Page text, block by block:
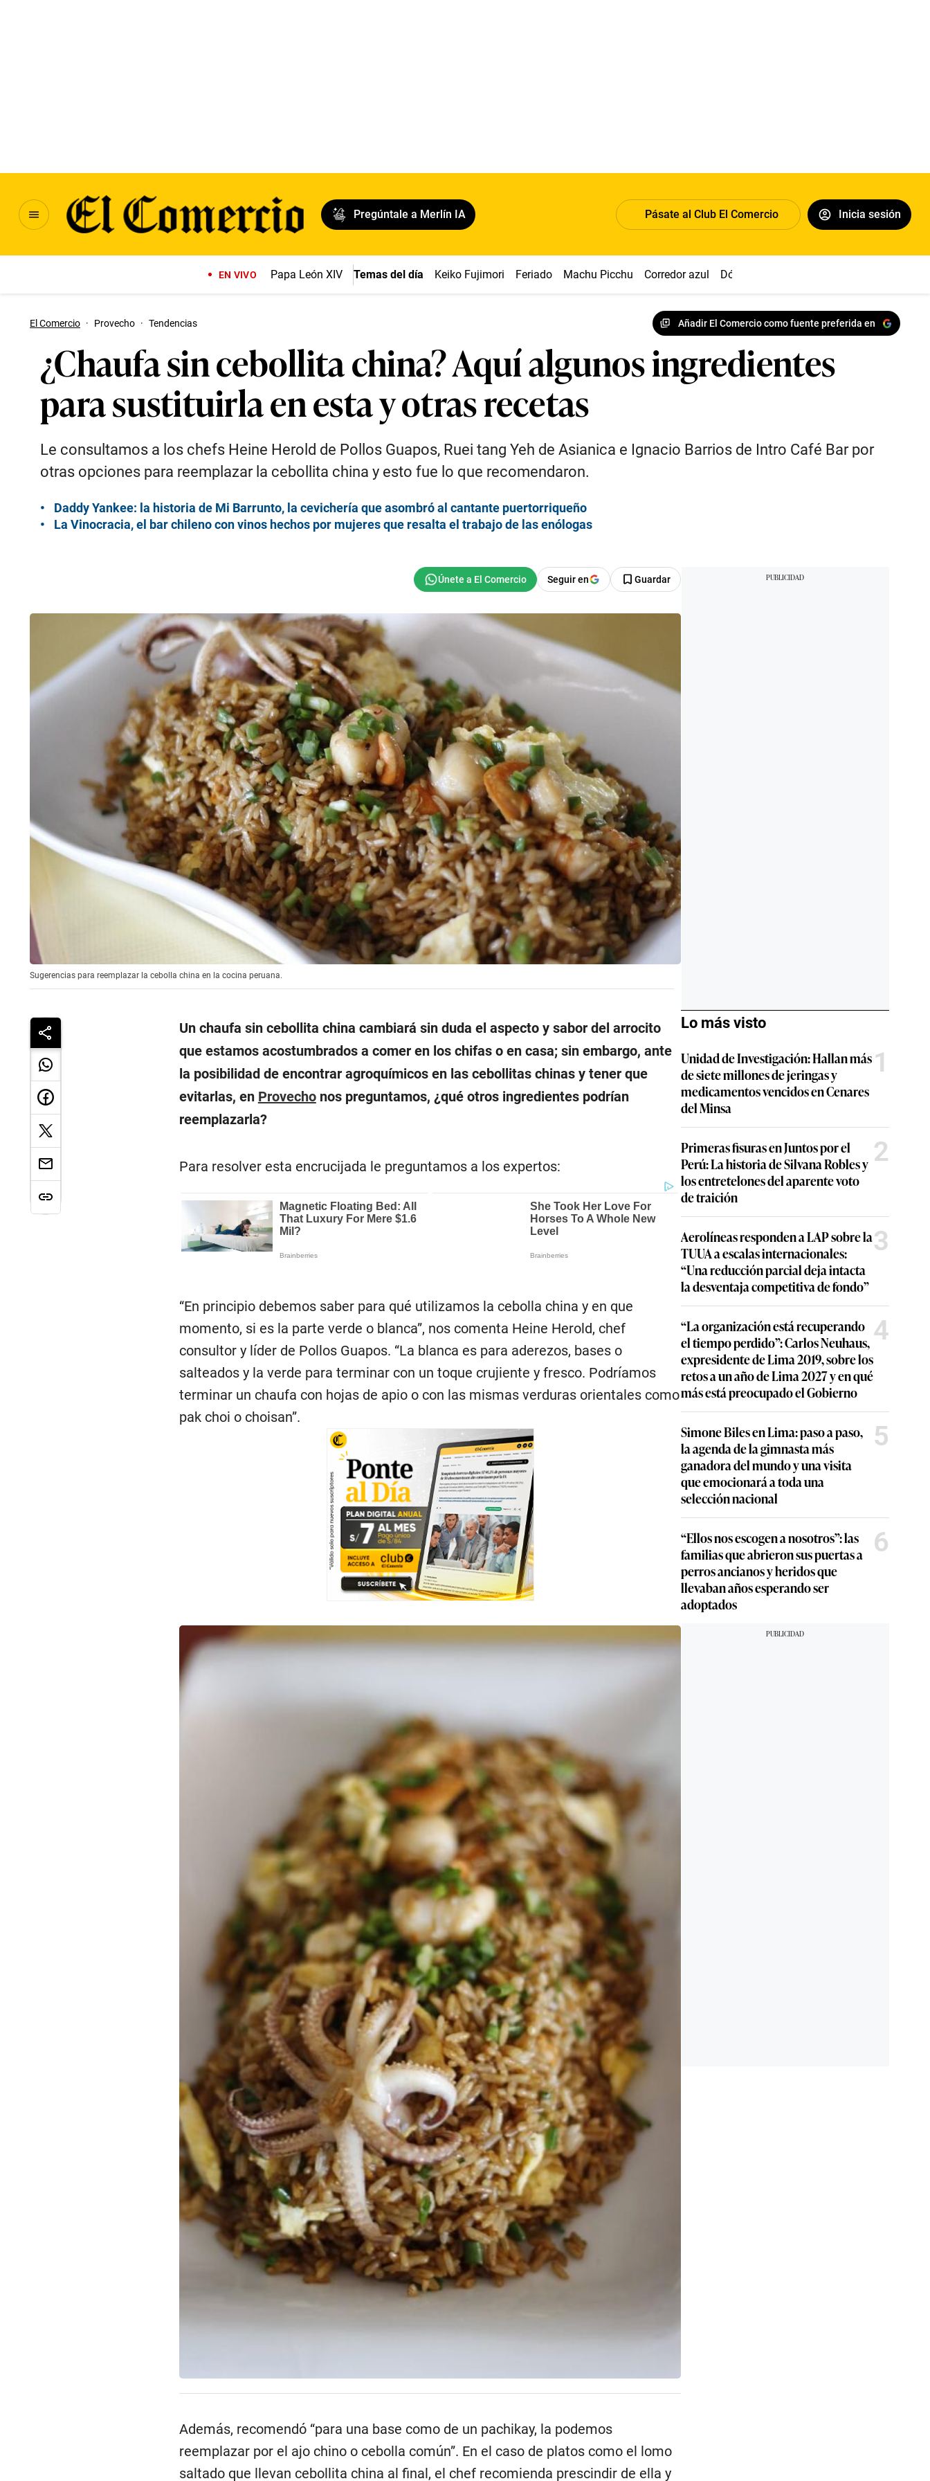
Pregúntale a Merlín IA Pásate al Club El Comercio Inicia sesión
EN VIVO Papa León XIV Temas del día Keiko Fujimori Feriado Machu Picchu Corredor azul Dólar
El Comercio · Provecho · Tendencias Añadir El Comercio como fuente preferida en
¿Chaufa sin cebollita china? Aquí algunos ingredientes
para sustituirla en esta y otras recetas
Le consultamos a los chefs Heine Herold de Pollos Guapos, Ruei tang Yeh de Asianica e Ignacio Barrios de Intro Café Bar por
otras opciones para reemplazar la cebollita china y esto fue lo que recomendaron.
Daddy Yankee: la historia de Mi Barrunto, la cevichería que asombró al cantante puertorriqueño
La Vinocracia, el bar chileno con vinos hechos por mujeres que resalta el trabajo de las enólogas
Seguir en Guardar
Sugerencias para reemplazar la cebolla china en la cocina peruana.
Un chaufa sin cebollita china cambiará sin duda el aspecto y sabor del arrocito
que estamos acostumbrados a comer en los chifas o en casa; sin embargo, ante
la posibilidad de encontrar agroquímicos en las cebollitas chinas y tener que
evitarlas, en Provechonos preguntamos, ¿qué otros ingredientes podrían
reemplazarla?
Para resolver esta encrucijada le preguntamos a los expertos:
“En principio debemos saber para qué utilizamos la cebolla china y en que
momento, si es la parte verde o blanca”, nos comenta Heine Herold, chef
consultor y líder de Pollos Guapos. “La blanca es para aderezos, bases o
salteados y la verde para terminar con un toque crujiente y fresco. Podríamos
terminar un chaufa con hojas de apio o con las mismas verduras orientales como
pak choi o choisan”.
Además, recomendó “para una base como de un pachikay, la podemos
reemplazar por el ajo chino o cebolla común”. En el caso de platos como el lomo
saltado que llevan cebollita china al final, el chef recomienda prescindir de ella y
Lo más visto
Unidad de Investigación: Hallan más
de siete millones de jeringas y
medicamentos vencidos en Cenares
del Minsa
1
Primeras fisuras en Juntos por el
Perú: La historia de Silvana Robles y
los entretelones del aparente voto
de traición
2
Aerolíneas responden a LAP sobre la
TUUA a escalas internacionales:
“Una reducción parcial deja intacta
la desventaja competitiva de fondo”
3
“La organización está recuperando
el tiempo perdido”: Carlos Neuhaus,
expresidente de Lima 2019, sobre los
retos a un año de Lima 2027 y en qué
más está preocupado el Gobierno
4
Simone Biles en Lima: paso a paso,
la agenda de la gimnasta más
ganadora del mundo y una visita
que emocionará a toda una
selección nacional
5
“Ellos nos escogen a nosotros”: las
familias que abrieron sus puertas a
perros ancianos y heridos que
llevaban años esperando ser
adoptados
6